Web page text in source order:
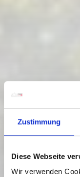
Zustimmung
Diese Webseite
Wir verwenden